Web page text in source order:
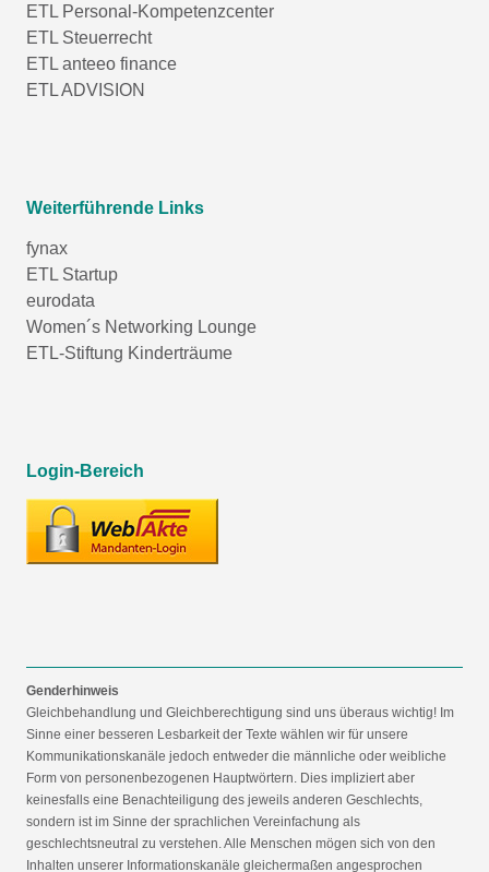
ETL Personal-Kompetenzcenter
ETL Steuerrecht
ETL anteeo finance
ETL ADVISION
Weiterführende Links
fynax
ETL Startup
eurodata
Women´s Networking Lounge
ETL-Stiftung Kinderträume
Login-Bereich
Genderhinweis
Gleichbehandlung und Gleichberechtigung sind uns überaus wichtig! Im
Sinne einer besseren Lesbarkeit der Texte wählen wir für unsere
Kommunikationskanäle jedoch entweder die männliche oder weibliche
Form von personenbezogenen Hauptwörtern. Dies impliziert aber
keinesfalls eine Benachteiligung des jeweils anderen Geschlechts,
sondern ist im Sinne der sprachlichen Vereinfachung als
geschlechtsneutral zu verstehen. Alle Menschen mögen sich von den
Inhalten unserer Informationskanäle gleichermaßen angesprochen